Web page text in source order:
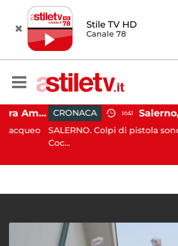
Stile TV HD
Canale 78
Gozzo affonda in Costiera Amalfitana: occupanti soccorsi da altri natanti CRONACA 16:43
SALERNO. Colpi di pistola sono
Coc...